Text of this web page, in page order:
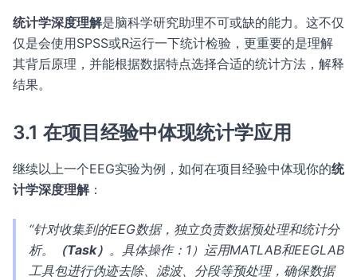
统计学深度理解是脑科学研究助理不可或缺的能力。这不仅
仅是会使用SPSS或R运行一下统计检验，更重要的是理解
其背后原理，并能根据数据特点选择合适的统计方法，解释
结果。
3.1 在项目经验中体现统计学应用
继续以上一个EEG实验为例，如何在项目经验中体现你的统
计学深度理解：
“针对收集到的EEG数据，独立负责数据预处理和统计分
析。
（Task） 。具体操作：1）运用MATLAB和EEGLAB
工具包进行伪迹去除、滤波、分段等预处理，确保数据